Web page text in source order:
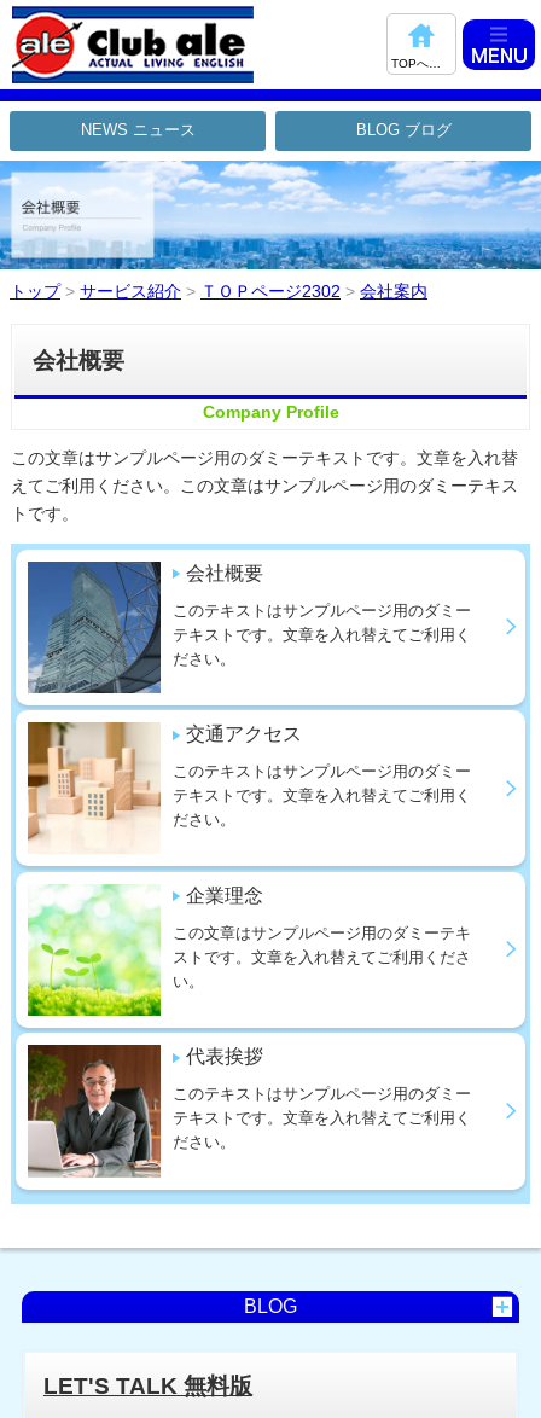
NEWS ニュース BLOG ブログ
トップ > サービス紹介 > ＴＯＰページ2302 > 会社案内
会社概要
Company Profile
この文章はサンプルページ用のダミーテキストです。文章を入れ替
えてご利用ください。この文章はサンプルページ用のダミーテキス
トです。
会社概要
このテキストはサンプルページ用のダミー
テキストです。文章を入れ替えてご利用く
ださい。
交通アクセス
このテキストはサンプルページ用のダミー
テキストです。文章を入れ替えてご利用く
ださい。
企業理念
この文章はサンプルページ用のダミーテキ
ストです。文章を入れ替えてご利用くださ
い。
代表挨拶
このテキストはサンプルページ用のダミー
テキストです。文章を入れ替えてご利用く
ださい。
BLOG
LET'S TALK 無料版